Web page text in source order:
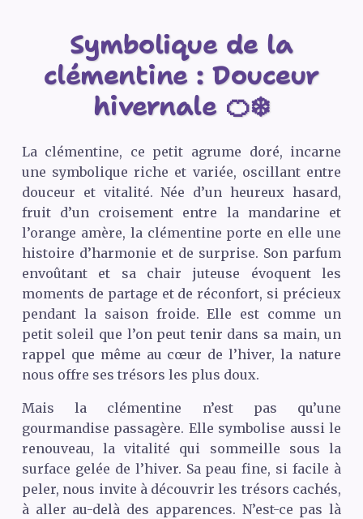
Symbolique de la
clémentine : Douceur
hivernale 🍊❄️
La clémentine, ce petit agrume doré, incarne
une symbolique riche et variée, oscillant entre
douceur et vitalité. Née d’un heureux hasard,
fruit d’un croisement entre la mandarine et
l’orange amère, la clémentine porte en elle une
histoire d’harmonie et de surprise. Son parfum
envoûtant et sa chair juteuse évoquent les
moments de partage et de réconfort, si précieux
pendant la saison froide. Elle est comme un
petit soleil que l’on peut tenir dans sa main, un
rappel que même au cœur de l’hiver, la nature
nous offre ses trésors les plus doux.
Mais la clémentine n’est pas qu’une
gourmandise passagère. Elle symbolise aussi le
renouveau, la vitalité qui sommeille sous la
surface gelée de l’hiver. Sa peau fine, si facile à
peler, nous invite à découvrir les trésors cachés,
à aller au-delà des apparences. N’est-ce pas là